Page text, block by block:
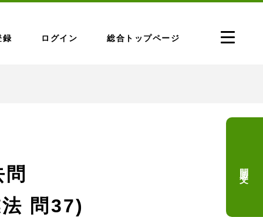
録 ログイン 総合トップページ
問37)